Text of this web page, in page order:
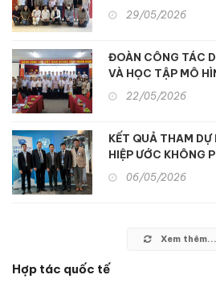
Hóa học tham
trợ người khuyết
29/05/2026
ĐOÀN CÔNG TÁC
VÀ HỌC TẬP MÔ
NĂNG ĐA NGÀNH
22/05/2026
KẾT QUẢ THAM DỰ
HIỆP ƯỚC KHÔNG
NHÂN (NPT) LẦN
06/05/2026
Xem thêm...
Hợp tác quốc tế